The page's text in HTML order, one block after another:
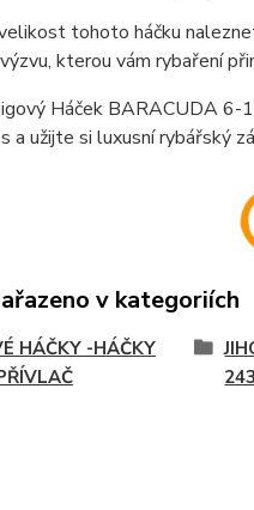
tohoto háčku
kterou vám rybaření
Háček BARACUDA 6-
a užijte si luxusní rybářský
v kategoriích
HÁČKY -HÁČKY